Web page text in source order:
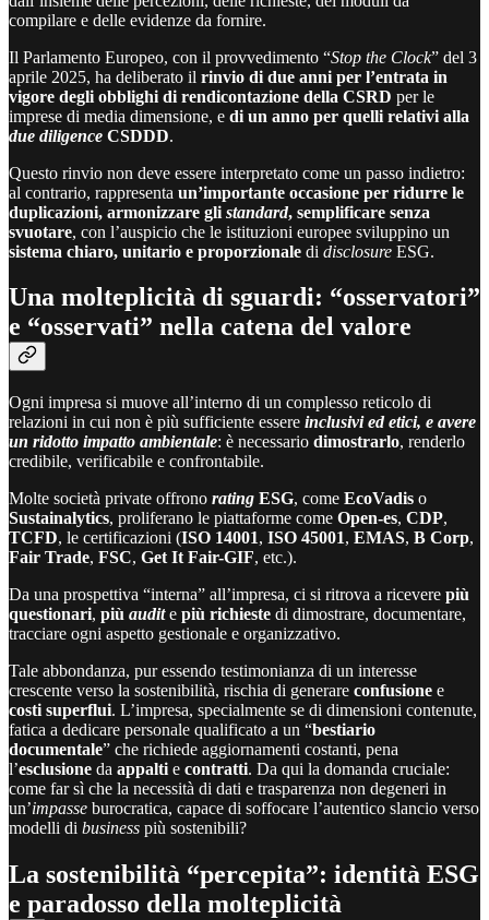
compilare e delle evidenze da fornire.
Il Parlamento Europeo, con il provvedimento “Stop the Clock” del 3
aprile 2025, ha deliberato il rinvio di due anni per l’entrata in
vigore degli obblighi di rendicontazione della CSRD per le
imprese di media dimensione, e di un anno per quelli relativi alla
due diligence CSDDD.
Questo rinvio non deve essere interpretato come un passo indietro:
al contrario, rappresenta un’importante occasione per ridurre le
duplicazioni, armonizzare gli standard, semplificare senza
svuotare, con l’auspicio che le istituzioni europee sviluppino un
sistema chiaro, unitario e proporzionale di disclosure ESG.
Una molteplicità di sguardi: “osservatori”
e “osservati” nella catena del valore
Ogni impresa si muove all’interno di un complesso reticolo di
relazioni in cui non è più sufficiente essere inclusivi ed etici, e avere
un ridotto impatto ambientale: è necessario dimostrarlo, renderlo
credibile, verificabile e confrontabile.
Molte società private offrono rating ESG, come EcoVadis o
Sustainalytics, proliferano le piattaforme come Open-es, CDP,
TCFD, le certificazioni (ISO 14001, ISO 45001, EMAS, B Corp,
Fair Trade, FSC, Get It Fair-GIF, etc.).
Da una prospettiva “interna” all’impresa, ci si ritrova a ricevere più
questionari, più audite più richieste di dimostrare, documentare,
tracciare ogni aspetto gestionale e organizzativo.
Tale abbondanza, pur essendo testimonianza di un interesse
crescente verso la sostenibilità, rischia di generare confusione e
costi superflui. L’impresa, specialmente se di dimensioni contenute,
fatica a dedicare personale qualificato a un “bestiario
documentale” che richiede aggiornamenti costanti, pena
l’esclusione da appalti e contratti. Da qui la domanda cruciale:
come far sì che la necessità di dati e trasparenza non degeneri in
un’impasse burocratica, capace di soffocare l’autentico slancio verso
modelli di business più sostenibili?
La sostenibilità “percepita”: identità ESG
e paradosso della molteplicità